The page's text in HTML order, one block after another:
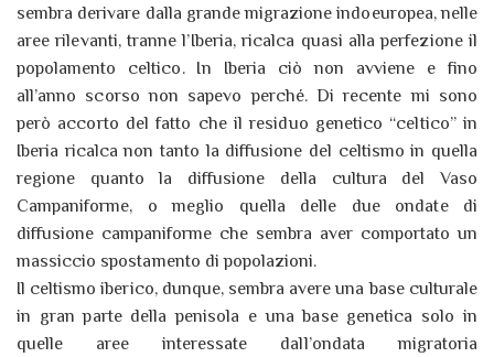
sembra derivare dalla grande migrazione indoeuropea, nelle
aree rilevanti, tranne l’Iberia, ricalca quasi alla perfezione il
popolamento celtico. In Iberia ciò non avviene e fino
all’anno scorso non sapevo perché. Di recente mi sono
però accorto del fatto che il residuo genetico “celtico” in
Iberia ricalca non tanto la diffusione del celtismo in quella
regione quanto la diffusione della cultura del Vaso
Campaniforme, o meglio quella delle due ondate di
diffusione campaniforme che sembra aver comportato un
massiccio spostamento di popolazioni.
Il celtismo iberico, dunque, sembra avere una base culturale
in gran parte della penisola e una base genetica solo in
quelle aree interessate dall’ondata migratoria